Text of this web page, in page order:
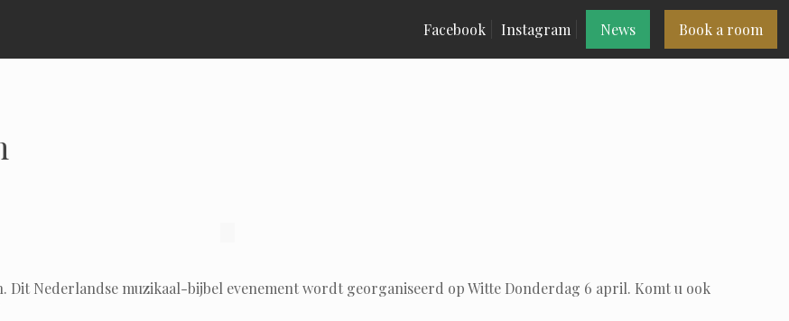
Facebook Instagram News Book a room
Dit Nederlandse muzikaal-bijbel evenement wordt georganiseerd op Witte Donderdag 6 april. Komt u ook